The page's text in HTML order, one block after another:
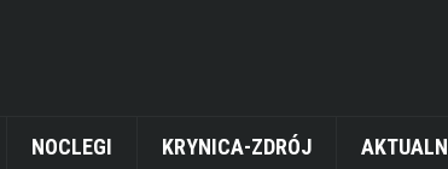
NOCLEGI KRYNICA-ZDRÓJ